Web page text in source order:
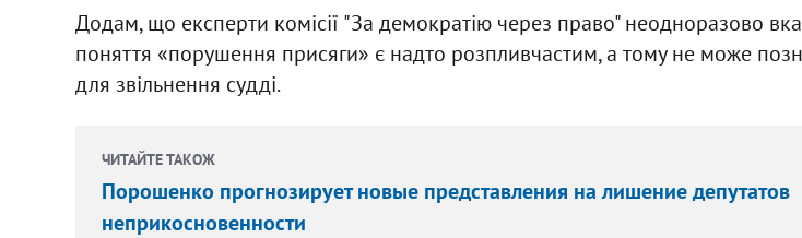
Додам, що експерти комісії "За демократію через право" неодноразово
поняття «порушення присяги» є надто розпливчастим, а тому не може
для звільнення судді.
ЧИТАЙТЕ ТАКОЖ
Порошенко прогнозирует новые представления на лишение депутатов
неприкосновенности